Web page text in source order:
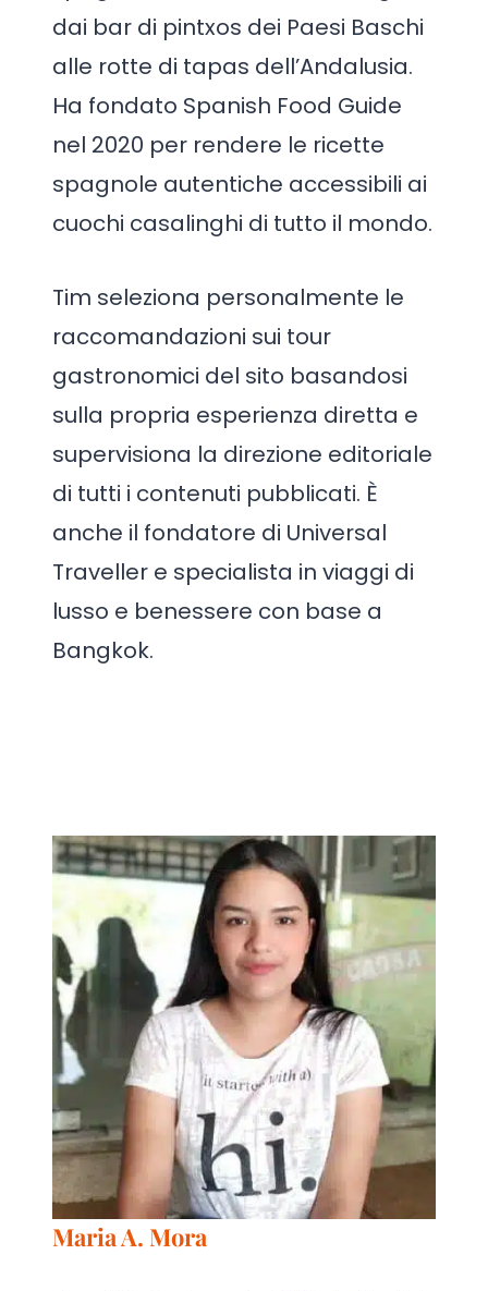
dai bar di pintxos dei Paesi Baschi
alle rotte di tapas dell’Andalusia.
Ha fondato Spanish Food Guide
nel 2020 per rendere le ricette
spagnole autentiche accessibili ai
cuochi casalinghi di tutto il mondo.
Tim seleziona personalmente le
raccomandazioni sui tour
gastronomici del sito basandosi
sulla propria esperienza diretta e
supervisiona la direzione editoriale
di tutti i contenuti pubblicati. È
anche il fondatore di Universal
Traveller e specialista in viaggi di
lusso e benessere con base a
Bangkok.
Maria A. Mora